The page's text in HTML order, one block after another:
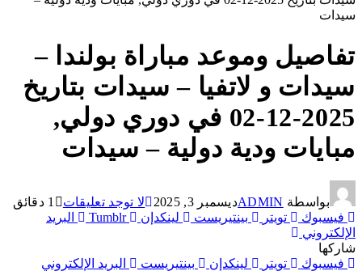
سيدات
تفاصيل وموعد مباراة بولندا –
سيدات و لاتفيا – سيدات بتاريخ
2025-12-02 في دوري دولي,
مبايات ودية دولية – سيدات
بواسطة ADMINديسمبر 3, 2025 لا توجد تعليقات
1 دقائق
فيسبوك
تويتر بينتيريست لينكدإن Tumblr
البريد
الإلكتروني
شاركها
فيسبوك
تويتر لينكدإن بينتيريست البريد الإلكتروني